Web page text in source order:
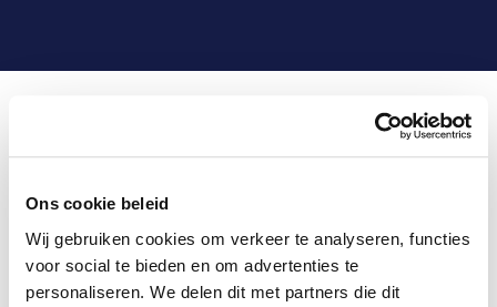
Ons cookie beleid
Wij gebruiken cookies om verkeer te analyseren, functies
voor social te bieden en om advertenties te
personaliseren. We delen dit met partners die dit